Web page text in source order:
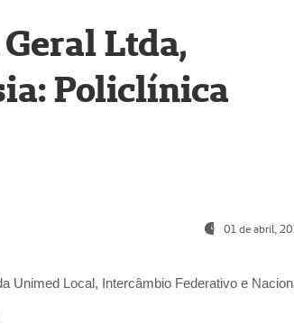
Ltda,
Policlínica
01 de abril,
Unimed Local, Intercâmbio Federativo e